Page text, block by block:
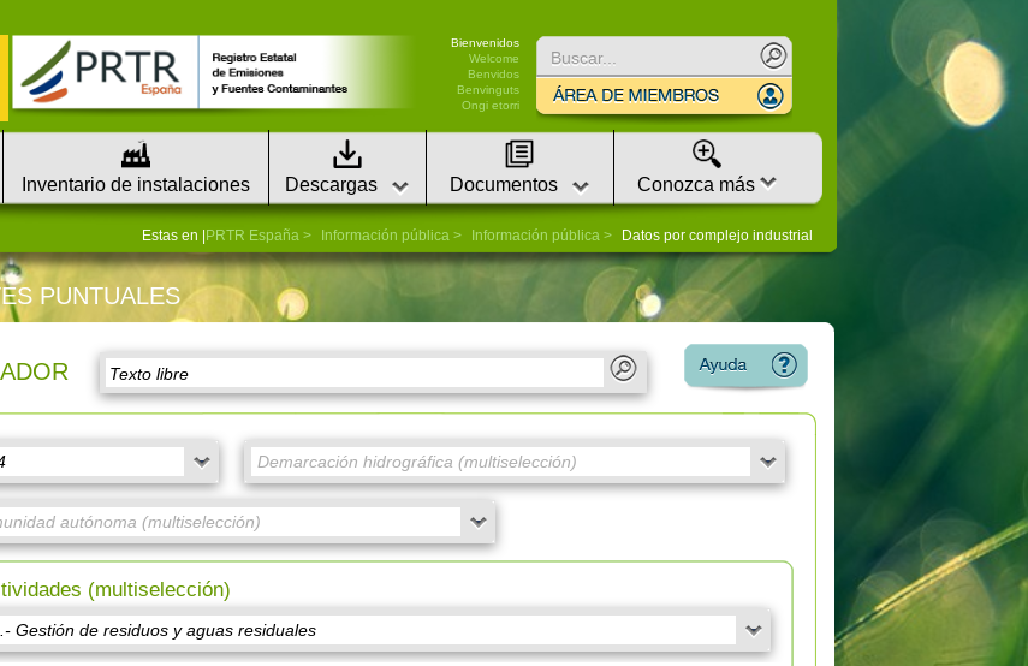
Bienvenidos
Welcome
Benvidos
Benvinguts
Ongi etorri
Inventario de instalaciones Descargas Documentos Conozca más
Estas en | PRTR España Información pública Información pública Datos por complejo industrial
PUNTUALES
(multiselección)